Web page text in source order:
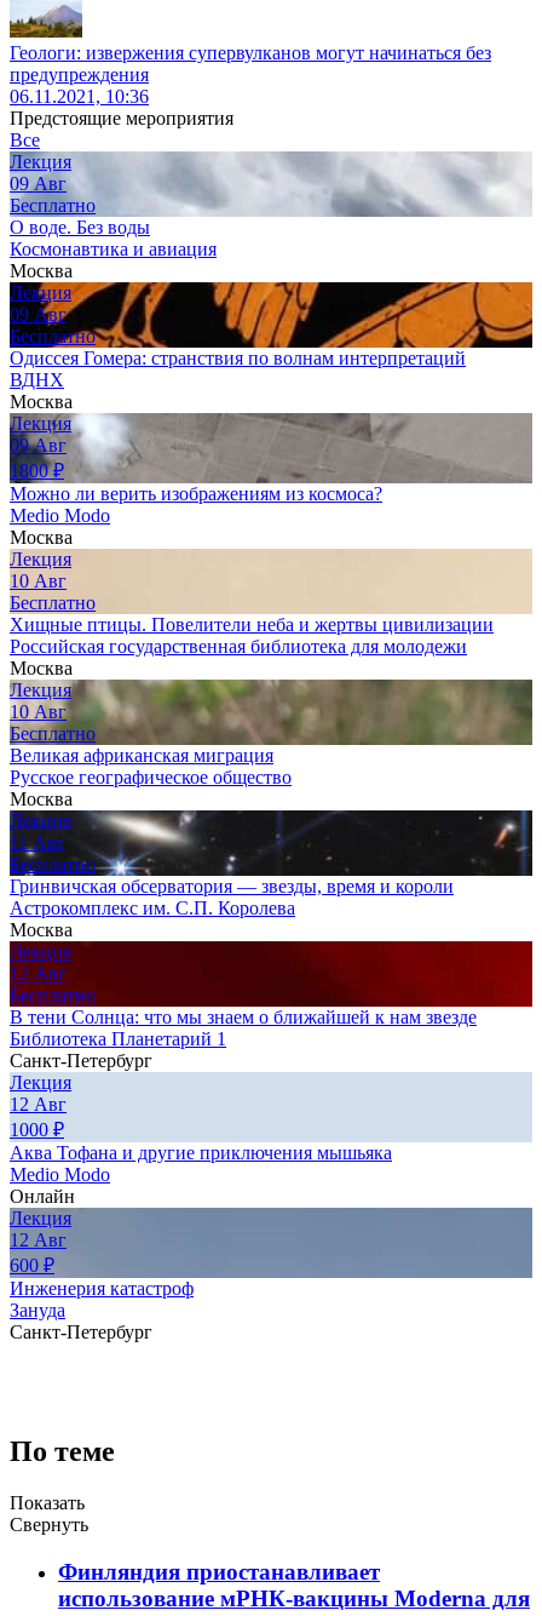
Геологи: извержения супервулканов могут начинаться без
предупреждения
06.11.2021, 10:36
Предстоящие мероприятия
Все
Лекция
09 Авг
Бесплатно
О воде. Без воды
Космонавтика и авиация
Москва
Лекция
09 Авг
Бесплатно
Одиссея Гомера: странствия по волнам интерпретаций
ВДНХ
Москва
Лекция
09 Авг
1800₽
Можно ли верить изображениям из космоса?
Medio Modo
Москва
Лекция
10 Авг
Бесплатно
Хищные птицы. Повелители неба и жертвы цивилизации
Российская государственная библиотека для молодежи
Москва
Лекция
10 Авг
Бесплатно
Великая африканская миграция
Русское географическое общество
Москва
Лекция
11 Авг
Бесплатно
Гринвичская обсерватория — звезды, время и короли
Астрокомплекс им. С.П. Королева
Москва
Лекция
12 Авг
Бесплатно
В тени Солнца: что мы знаем о ближайшей к нам звезде
Библиотека Планетарий 1
Санкт-Петербург
Лекция
12 Авг
1000 ₽
Аква Тофана и другие приключения мышьяка
Medio Modo
Онлайн
Лекция
12 Авг
600 ₽
Инженерия катастроф
Зануда
Санкт-Петербург
По теме
Показать
Свернуть
Финляндия приостанавливает
использование мРНК-вакцины Moderna для